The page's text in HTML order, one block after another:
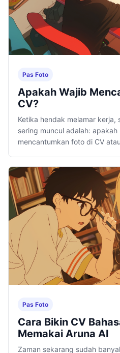
Pas Foto
Apakah Wajib
CV?
Ketika hendak melamar kerja,
sering muncul adalah: apakah
mencantumkan foto di CV
Pas Foto
Cara Bikin CV
Memakai Aruna AI
Zaman sekarang sudah